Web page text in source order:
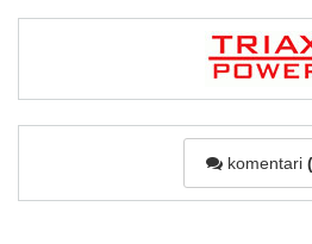
komentari